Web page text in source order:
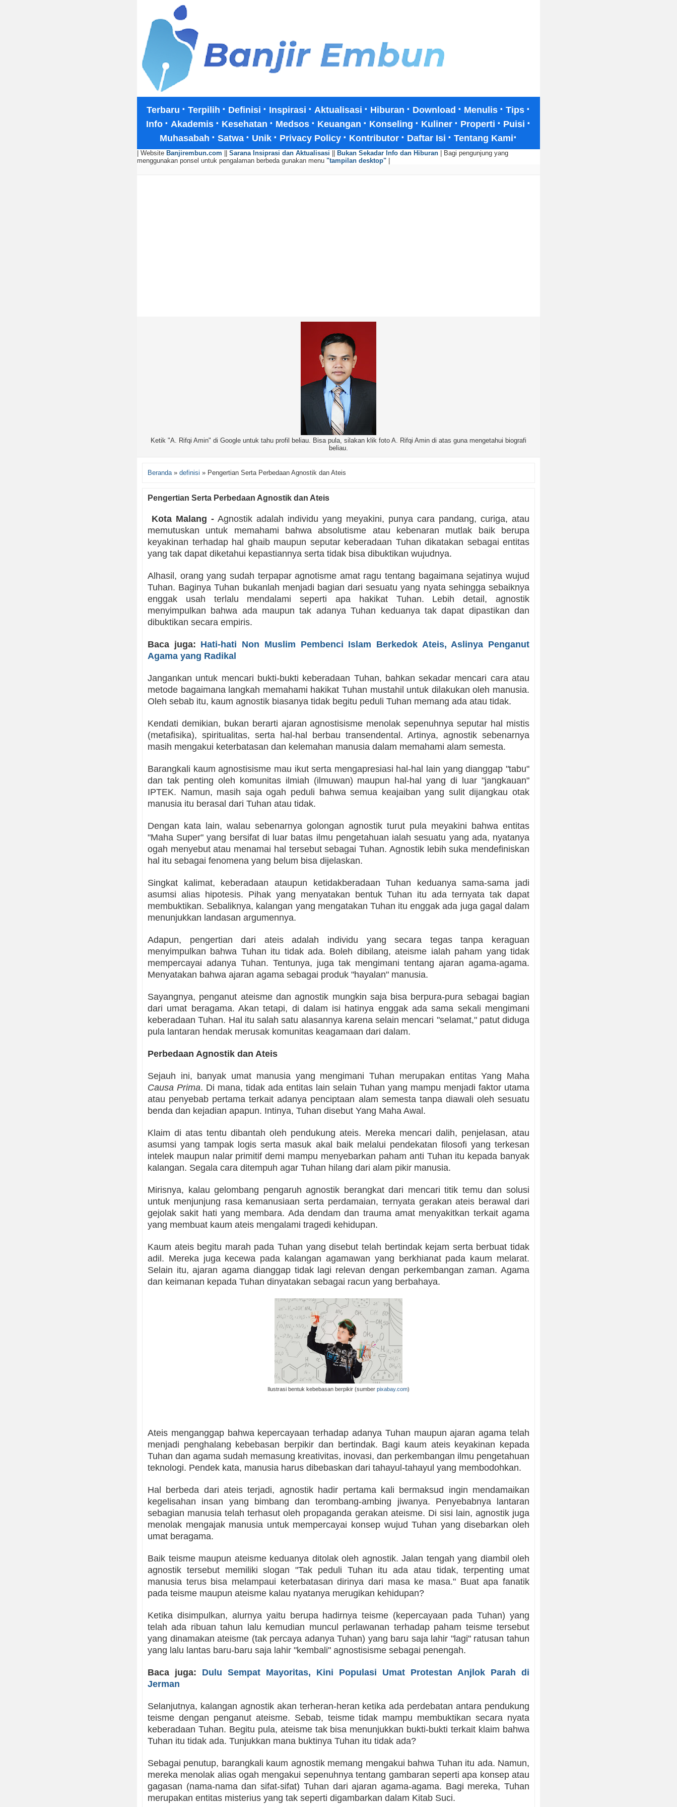
Terbaru · Terpilih · Definisi · Inspirasi · Aktualisasi · Hiburan · Download · Menulis · Tips ·
Info · Akademis · Kesehatan · Medsos · Keuangan · Konseling · Kuliner · Properti · Puisi ·
Muhasabah · Satwa · Unik · Privacy Policy · Kontributor · Daftar Isi · Tentang Kami·
| Website Banjirembun.com Sarana Insiprasi dan Aktualisasi Bukan Sekadar Info dan Hiburan | Bagi pengunjung yang
menggunakan ponsel untuk pengalaman berbeda gunakan menu "tampilan desktop"
Ketik "A. Rifqi Amin" di Google untuk tahu profil beliau. Bisa pula, silakan klik foto A. Rifqi Amin di atas guna mengetahui biografi
beliau.
Beranda» definisi » Pengertian Serta Perbedaan Agnostik dan Ateis
Pengertian Serta Perbedaan Agnostik dan Ateis
Kota Malang - Agnostik adalah individu yang meyakini, punya cara pandang, curiga, atau
memutuskan untuk memahami bahwa absolutisme atau kebenaran mutlak baik berupa
keyakinan terhadap hal ghaib maupun seputar keberadaan Tuhan dikatakan sebagai entitas
yang tak dapat diketahui kepastiannya serta tidak bisa dibuktikan wujudnya.
Alhasil, orang yang sudah terpapar agnotisme amat ragu tentang bagaimana sejatinya wujud
Tuhan. Baginya Tuhan bukanlah menjadi bagian dari sesuatu yang nyata sehingga sebaiknya
enggak usah terlalu mendalami seperti apa hakikat Tuhan. Lebih detail, agnostik
menyimpulkan bahwa ada maupun tak adanya Tuhan keduanya tak dapat dipastikan dan
dibuktikan secara empiris.
Baca juga: Hati-hati Non Muslim Pembenci Islam Berkedok Ateis, Aslinya Penganut
Agama yang Radikal
Jangankan untuk mencari bukti-bukti keberadaan Tuhan, bahkan sekadar mencari cara atau
metode bagaimana langkah memahami hakikat Tuhan mustahil untuk dilakukan oleh manusia.
Oleh sebab itu, kaum agnostik biasanya tidak begitu peduli Tuhan memang ada atau tidak.
Kendati demikian, bukan berarti ajaran agnostisisme menolak sepenuhnya seputar hal mistis
(metafisika), spiritualitas, serta hal-hal berbau transendental. Artinya, agnostik sebenarnya
masih mengakui keterbatasan dan kelemahan manusia dalam memahami alam semesta.
Barangkali kaum agnostisisme mau ikut serta mengapresiasi hal-hal lain yang dianggap "tabu"
dan tak penting oleh komunitas ilmiah (ilmuwan) maupun hal-hal yang di luar "jangkauan"
IPTEK. Namun, masih saja ogah peduli bahwa semua keajaiban yang sulit dijangkau otak
manusia itu berasal dari Tuhan atau tidak.
Dengan kata lain, walau sebenarnya golongan agnostik turut pula meyakini bahwa entitas
"Maha Super" yang bersifat di luar batas ilmu pengetahuan ialah sesuatu yang ada, nyatanya
ogah menyebut atau menamai hal tersebut sebagai Tuhan. Agnostik lebih suka mendefiniskan
hal itu sebagai fenomena yang belum bisa dijelaskan.
Singkat kalimat, keberadaan ataupun ketidakberadaan Tuhan keduanya sama-sama jadi
asumsi alias hipotesis. Pihak yang menyatakan bentuk Tuhan itu ada ternyata tak dapat
membuktikan. Sebaliknya, kalangan yang mengatakan Tuhan itu enggak ada juga gagal dalam
menunjukkan landasan argumennya.
Adapun, pengertian dari ateis adalah individu yang secara tegas tanpa keraguan
menyimpulkan bahwa Tuhan itu tidak ada. Boleh dibilang, ateisme ialah paham yang tidak
mempercayai adanya Tuhan. Tentunya, juga tak mengimani tentang ajaran agama-agama.
Menyatakan bahwa ajaran agama sebagai produk "hayalan" manusia.
Sayangnya, penganut ateisme dan agnostik mungkin saja bisa berpura-pura sebagai bagian
dari umat beragama. Akan tetapi, di dalam isi hatinya enggak ada sama sekali mengimani
keberadaan Tuhan. Hal itu salah satu alasannya karena selain mencari "selamat," patut diduga
pula lantaran hendak merusak komunitas keagamaan dari dalam.
Perbedaan Agnostik dan Ateis
Sejauh ini, banyak umat manusia yang mengimani Tuhan merupakan entitas Yang Maha
Causa Prima. Di mana, tidak ada entitas lain selain Tuhan yang mampu menjadi faktor utama
atau penyebab pertama terkait adanya penciptaan alam semesta tanpa diawali oleh sesuatu
benda dan kejadian apapun. Intinya, Tuhan disebut Yang Maha Awal.
Klaim di atas tentu dibantah oleh pendukung ateis. Mereka mencari dalih, penjelasan, atau
asumsi yang tampak logis serta masuk akal baik melalui pendekatan filosofi yang terkesan
intelek maupun nalar primitif demi mampu menyebarkan paham anti Tuhan itu kepada banyak
kalangan. Segala cara ditempuh agar Tuhan hilang dari alam pikir manusia.
Mirisnya, kalau gelombang pengaruh agnostik berangkat dari mencari titik temu dan solusi
untuk menjunjung rasa kemanusiaan serta perdamaian, ternyata gerakan ateis berawal dari
gejolak sakit hati yang membara. Ada dendam dan trauma amat menyakitkan terkait agama
yang membuat kaum ateis mengalami tragedi kehidupan.
Kaum ateis begitu marah pada Tuhan yang disebut telah bertindak kejam serta berbuat tidak
adil. Mereka juga kecewa pada kalangan agamawan yang berkhianat pada kaum melarat.
Selain itu, ajaran agama dianggap tidak lagi relevan dengan perkembangan zaman. Agama
dan keimanan kepada Tuhan dinyatakan sebagai racun yang berbahaya.
Ilustrasi bentuk kebebasan berpikir (sumber pixabay.com)
Ateis menganggap bahwa kepercayaan terhadap adanya Tuhan maupun ajaran agama telah
menjadi penghalang kebebasan berpikir dan bertindak. Bagi kaum ateis keyakinan kepada
Tuhan dan agama sudah memasung kreativitas, inovasi, dan perkembangan ilmu pengetahuan
teknologi. Pendek kata, manusia harus dibebaskan dari tahayul-tahayul yang membodohkan.
Hal berbeda dari ateis terjadi, agnostik hadir pertama kali bermaksud ingin mendamaikan
kegelisahan insan yang bimbang dan terombang-ambing jiwanya. Penyebabnya lantaran
sebagian manusia telah terhasut oleh propaganda gerakan ateisme. Di sisi lain, agnostik juga
menolak mengajak manusia untuk mempercayai konsep wujud Tuhan yang disebarkan oleh
umat beragama.
Baik teisme maupun ateisme keduanya ditolak oleh agnostik. Jalan tengah yang diambil oleh
agnostik tersebut memiliki slogan "Tak peduli Tuhan itu ada atau tidak, terpenting umat
manusia terus bisa melampaui keterbatasan dirinya dari masa ke masa." Buat apa fanatik
pada teisme maupun ateisme kalau nyatanya merugikan kehidupan?
Ketika disimpulkan, alurnya yaitu berupa hadirnya teisme (kepercayaan pada Tuhan) yang
telah ada ribuan tahun lalu kemudian muncul perlawanan terhadap paham teisme tersebut
yang dinamakan ateisme (tak percaya adanya Tuhan) yang baru saja lahir "lagi" ratusan tahun
yang lalu lantas baru-baru saja lahir "kembali" agnostisisme sebagai penengah.
Baca juga: Dulu Sempat Mayoritas, Kini Populasi Umat Protestan Anjlok Parah di
Jerman
Selanjutnya, kalangan agnostik akan terheran-heran ketika ada perdebatan antara pendukung
teisme dengan penganut ateisme. Sebab, teisme tidak mampu membuktikan secara nyata
keberadaan Tuhan. Begitu pula, ateisme tak bisa menunjukkan bukti-bukti terkait klaim bahwa
Tuhan itu tidak ada. Tunjukkan mana buktinya Tuhan itu tidak ada?
Sebagai penutup, barangkali kaum agnostik memang mengakui bahwa Tuhan itu ada. Namun,
mereka menolak alias ogah mengakui sepenuhnya tentang gambaran seperti apa konsep atau
gagasan (nama-nama dan sifat-sifat) Tuhan dari ajaran agama-agama. Bagi mereka, Tuhan
merupakan entitas misterius yang tak seperti digambarkan dalam Kitab Suci.